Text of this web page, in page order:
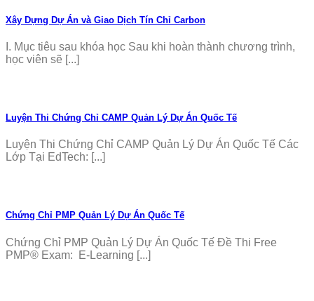
Xây Dựng Dự Án và Giao Dịch Tín Chỉ Carbon
I. Mục tiêu sau khóa học Sau khi hoàn thành chương trình,
học viên sẽ [...]
Luyện Thi Chứng Chỉ CAMP Quản Lý Dự Án Quốc Tế
Luyện Thi Chứng Chỉ CAMP Quản Lý Dự Án Quốc Tế Các
Lớp Tại EdTech: [...]
Chứng Chỉ PMP Quản Lý Dự Án Quốc Tế
Chứng Chỉ PMP Quản Lý Dự Án Quốc Tế Đề Thi Free
PMP® Exam: E-Learning [...]